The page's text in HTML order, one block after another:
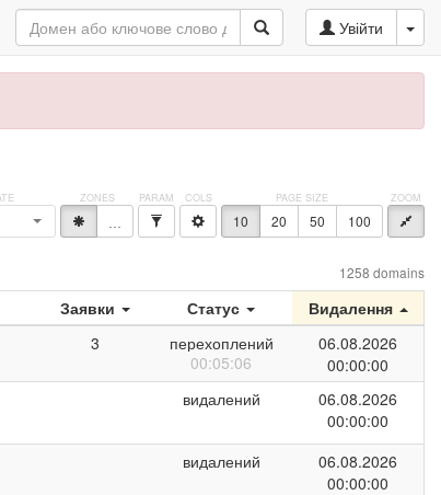
Увійти
* 10 20 50 100
1258 domains
Заявки Статус
Видалення
3
перехоплений
00:05:06
06.08.2026
00:00:00
видалений
06.08.2026
00:00:00
видалений
06.08.2026
00:00:00